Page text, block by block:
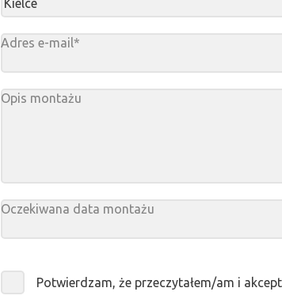
Adres e-mail*
Opis montażu
Oczekiwana data montażu
pn. wt. śr. cz. pt. sob.
Potwierdzam, że przeczytałem/am i